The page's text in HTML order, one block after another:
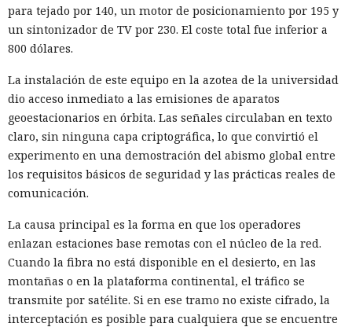
para tejado por 140, un motor de posicionamiento por 195 y
un sintonizador de TV por 230. El coste total fue inferior a
800 dólares.
La instalación de este equipo en la azotea de la universidad
dio acceso inmediato a las emisiones de aparatos
geoestacionarios en órbita. Las señales circulaban en texto
claro, sin ninguna capa criptográfica, lo que convirtió el
experimento en una demostración del abismo global entre
los requisitos básicos de seguridad y las prácticas reales de
comunicación.
La causa principal es la forma en que los operadores
enlazan estaciones base remotas con el núcleo de la red.
Cuando la fibra no está disponible en el desierto, en las
montañas o en la plataforma continental, el tráfico se
transmite por satélite. Si en ese tramo no existe cifrado, la
interceptación es posible para cualquiera que se encuentre